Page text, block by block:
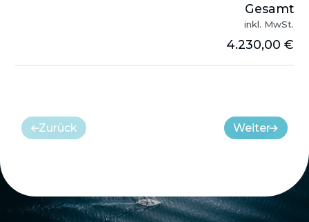
Gesamt
inkl. MwSt.
4.230,00 €
Zurück Weiter